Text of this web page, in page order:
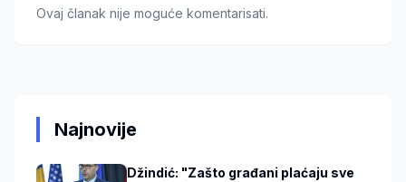
Ovaj članak nije moguće komentarisati.
Najnovije
Džindić: "Zašto građani plaćaju sve